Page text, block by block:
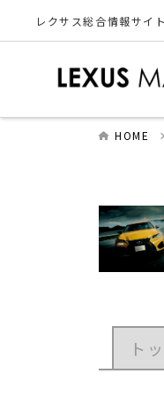
レクサス総合情報サイト
HOME
ト